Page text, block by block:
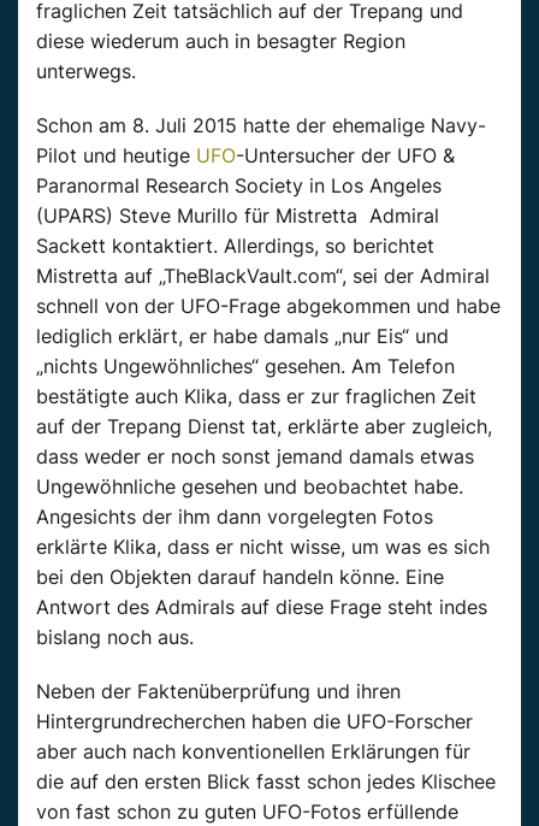
fraglichen Zeit tatsächlich auf der Trepang und
diese wiederum auch in besagter Region
unterwegs.
Schon am 8. Juli 2015 hatte der ehemalige Navy-
Pilot und heutige UFO-Untersucher der UFO &
Paranormal Research Society in Los Angeles
(UPARS) Steve Murillo für Mistretta Admiral
Sackett kontaktiert. Allerdings, so berichtet
Mistretta auf „TheBlackVault.com“, sei der Admiral
schnell von der UFO-Frage abgekommen und habe
lediglich erklärt, er habe damals „nur Eis“ und
„nichts Ungewöhnliches“ gesehen. Am Telefon
bestätigte auch Klika, dass er zur fraglichen Zeit
auf der Trepang Dienst tat, erklärte aber zugleich,
dass weder er noch sonst jemand damals etwas
Ungewöhnliche gesehen und beobachtet habe.
Angesichts der ihm dann vorgelegten Fotos
erklärte Klika, dass er nicht wisse, um was es sich
bei den Objekten darauf handeln könne. Eine
Antwort des Admirals auf diese Frage steht indes
bislang noch aus.
Neben der Faktenüberprüfung und ihren
Hintergrundrecherchen haben die UFO-Forscher
aber auch nach konventionellen Erklärungen für
die auf den ersten Blick fasst schon jedes Klischee
von fast schon zu guten UFO-Fotos erfüllende